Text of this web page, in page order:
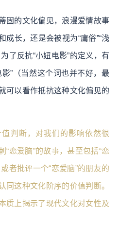
固的文化偏见，浪漫爱情故事
成长，还是会被视为“庸俗”“浅
了反抗“小妞电影”的定义，有
”（当然这个词也并不好，最
可以看作抵抗这种文化偏见的
判断，对我们的影响依然很
“恋爱脑”的故事，甚至包括“恋
者批评一个“恋爱脑”的朋友的
同这种文化阶序的价值判断。
质上揭示了现代文化对女性及